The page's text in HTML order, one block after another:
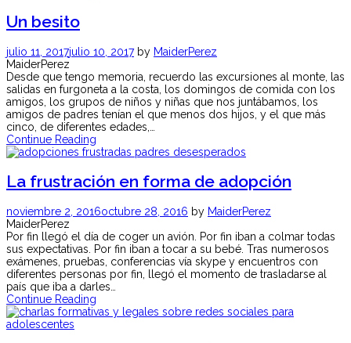
Un besito
julio 11, 2017julio 10, 2017by MaiderPerez
MaiderPerez
Desde que tengo memoria, recuerdo las excursiones al monte, las
salidas en furgoneta a la costa, los domingos de comida con los
amigos, los grupos de niños y niñas que nos juntábamos, los
amigos de padres tenían el que menos dos hijos, y el que más
cinco, de diferentes edades,…
Continue Reading
La frustración en forma de adopción
noviembre 2, 2016octubre 28, 2016 by MaiderPerez
MaiderPerez
Por fin llegó el día de coger un avión. Por fin iban a colmar todas
sus expectativas. Por fin iban a tocar a su bebé. Tras numerosos
exámenes, pruebas, conferencias vía skype y encuentros con
diferentes personas por fin, llegó el momento de trasladarse al
país que iba a darles…
Continue Reading